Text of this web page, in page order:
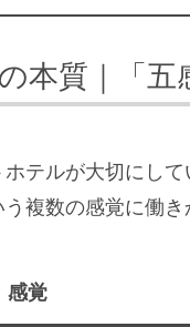
本質｜「五
テルが大切にし
う複数の感覚に働
感覚